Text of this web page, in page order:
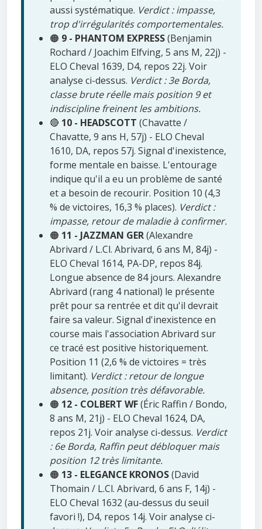
aussi systématique. Verdict : impasse,
trop d'irrégularités comportementales.
🟠 9 - PHANTOM EXPRESS(Benjamin
Rochard / Joachim Elfving, 5 ans M, 22j) -
ELO Cheval 1639, D4, repos 22j. Voir
analyse ci-dessus. Verdict : 3e Borda,
classe brute réelle mais position 9 et
indiscipline freinent les ambitions.
🔴 10 - HEADSCOTT (Chavatte /
Chavatte, 9 ans H, 57j) - ELO Cheval
1610, DA, repos 57j. Signal d'inexistence,
forme mentale en baisse. L'entourage
indique qu'il a eu un problème de santé
et a besoin de recourir. Position 10 (4,3
% de victoires, 16,3 % places). Verdict :
impasse, retour de maladie à confirmer.
🟠 11 - JAZZMAN GER(Alexandre
Abrivard / L.Cl. Abrivard, 6 ans M, 84j) -
ELO Cheval 1614, PA-DP, repos 84j.
Longue absence de 84 jours. Alexandre
Abrivard (rang 4 national) le présente
prêt pour sa rentrée et dit qu'il devrait
faire sa valeur. Signal d'inexistence en
course mais l'association Abrivard sur
ce tracé est positive historiquement.
Position 11 (2,6 % de victoires = très
limitant). Verdict : retour de longue
absence, position très défavorable.
🟠 12 - COLBERT WF(Éric Raffin / Bondo,
8 ans M, 21j) - ELO Cheval 1624, DA,
repos 21j. Voir analyse ci-dessus. Verdict
: 6e Borda, Raffin peut débloquer mais
position 12 très limitante.
🟠 13 - ELEGANCE KRONOS(David
Thomain / L.Cl. Abrivard, 6 ans F, 14j) -
ELO Cheval 1632 (au-dessus du seuil
favori !), D4, repos 14j. Voir analyse ci-